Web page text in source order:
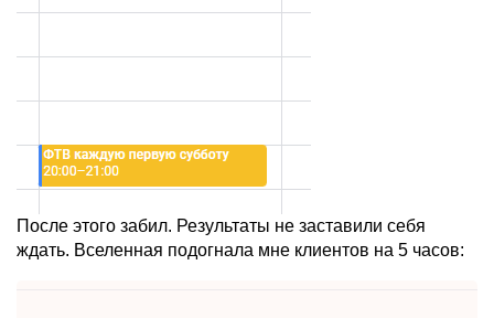
После этого забил. Результаты не заставили себя
ждать. Вселенная подогнала мне клиентов на 5 часов: